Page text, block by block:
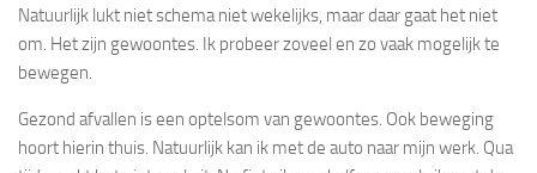
Natuurlijk lukt niet schema niet wekelijks, maar daar gaat het niet
om. Het zijn gewoontes. Ik probeer zoveel en zo vaak mogelijk te
bewegen.
Gezond afvallen is een optelsom van gewoontes. Ook beweging
hoort hierin thuis. Natuurlijk kan ik met de auto naar mijn werk. Qua